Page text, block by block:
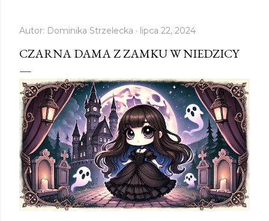
Autor: Dominika Strzelecka lipca 22, 2024
CZARNA DAMA Z ZAMKU W NIEDZICY